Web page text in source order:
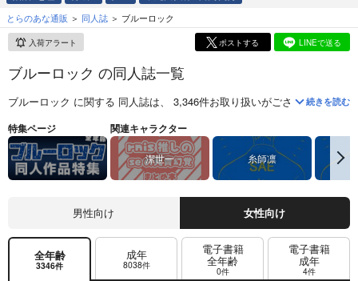
とらのあな通販 同人誌 ブルーロック
入荷アラート ポストする LINEで送る
ブルーロック の同人誌一覧
ブルーロック に関する 同人誌は、 3,346件お取り扱いがございます。「
『ブルーロック』（BLUELOCK）は、金城宗幸先生、ノ村優介先生によ
続きを読む
特集ページ 関連キャラクター
潔世一 糸師凛
男性向け 女性向け
全年齢
3346件
成年
8038件
電子書籍
全年齢
0件
電子書籍
成年
4件